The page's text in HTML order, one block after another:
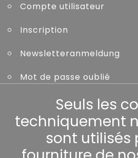
Compte utilisateur
Inscription
Newsletteranmeldung
Mot de passe oublié
Seuls les
techniquement
sont utilisés